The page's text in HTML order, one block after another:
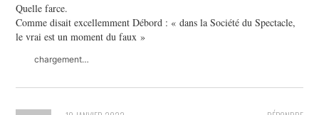
Quelle farce.
Comme disait excellemment Débord : « dans la Société du Spectacle,
le vrai est un moment du faux »
chargement…